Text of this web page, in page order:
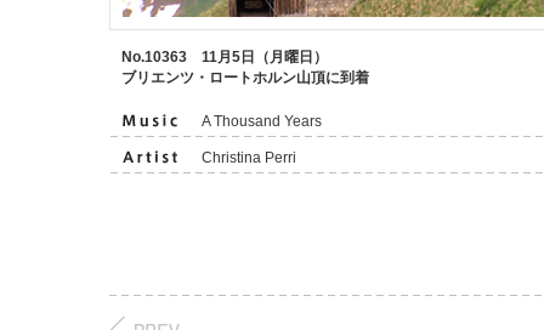
No.10363 11月5日（月曜日）
ブリエンツ・ロートホルン山頂に到着
A Thousand Years
Christina Perri